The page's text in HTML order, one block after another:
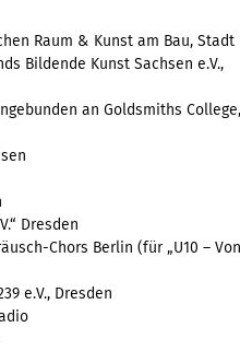
Raum & Kunst am Bau, Stadt
Bildende Kunst Sachsen e.V.,
an Goldsmiths College,
Dresden
Chors Berlin (für „U10 –
e.V., Dresden